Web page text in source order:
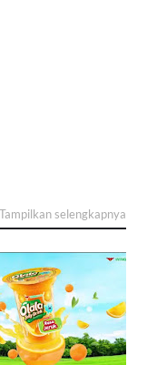
Tampilkan selengkapnya